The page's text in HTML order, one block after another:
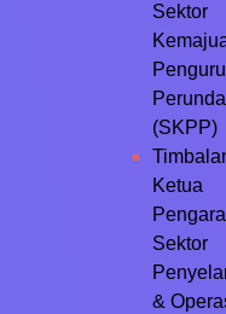
Sektor
(SKPP)
Ketua
Sektor
&